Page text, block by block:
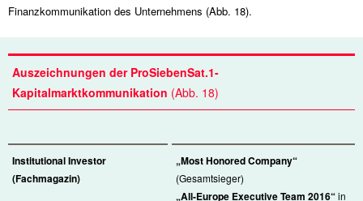
Finanzkommunikation des Unternehmens (Abb. 18).
Auszeichnungen der ProSiebenSat.1-
Kapitalmarktkommunikation (Abb. 18)
Institutional Investor
(Fachmagazin)
„Most Honored Company“
(Gesamtsieger)
„All-Europe Executive Team 2016“in